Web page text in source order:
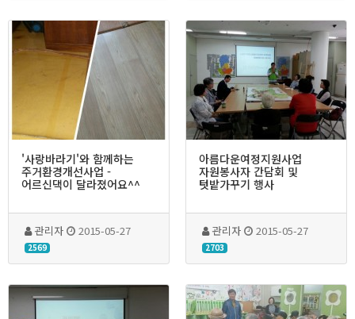
'사랑바라기'와 함께하는
주거환경개선사업 -
어르신댁이 달라졌어요^^
관리자 2015-05-27
2569
아름다운여정지원사업
자원봉사자 간담회 및
텃밭가꾸기 행사
관리자 2015-05-27
2703